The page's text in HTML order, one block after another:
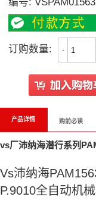
订购数量: -
产品详情 购前必读
vs厂沛纳海潜行系列
Vs沛纳海
P.9010全自动机